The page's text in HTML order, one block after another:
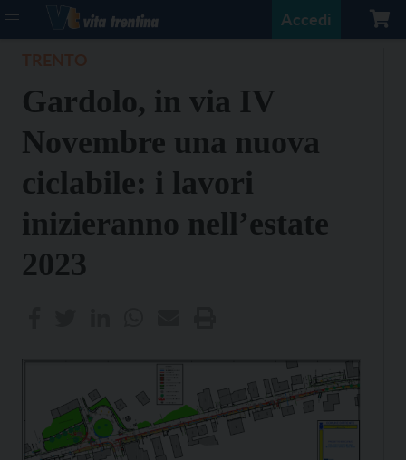
Accedi
Gardolo, in via IV
Novembre una nuova
ciclabile: i lavori
inizieranno nell’estate
2023